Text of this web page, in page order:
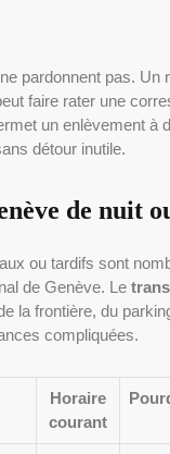
pardonnent pas. Un
faire rater une
un enlèvement à
détour inutile.
de nuit
ou tardifs sont
de Genève. Le
la frontière, du
compliquées.
Horaire
courant